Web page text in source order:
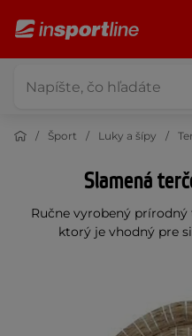
Šport Luky a šípy
Slamená
Ručne vyrobený
ktorý je vhodný pre